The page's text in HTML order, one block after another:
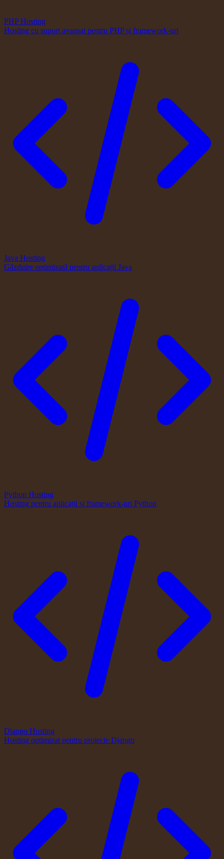
PHP Hosting
Hosting cu suport avansat pentru PHP și framework-uri
Java Hosting
Găzduire optimizată pentru aplicații Java
Python Hosting
Hosting pentru aplicații și framework-uri Python
Django Hosting
Hosting optimizat pentru proiecte Django